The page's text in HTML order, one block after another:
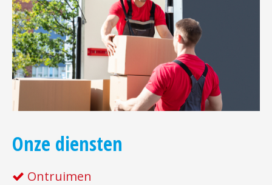
Onze diensten
Ontruimen